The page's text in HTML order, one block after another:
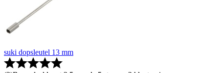
suki dopsleutel 13 mm